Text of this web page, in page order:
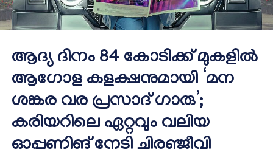
ആദ്യ ദിനം 84 കോടിക്ക് മുകളിൽ
ആഗോള കളക്ഷനുമായി ‘മന
ശങ്കര വര പ്രസാദ് ഗാരു’;
കരിയറിലെ ഏറ്റവും വലിയ
ഓപ്പണിങ് നേടി ചിരഞ്ജീവി